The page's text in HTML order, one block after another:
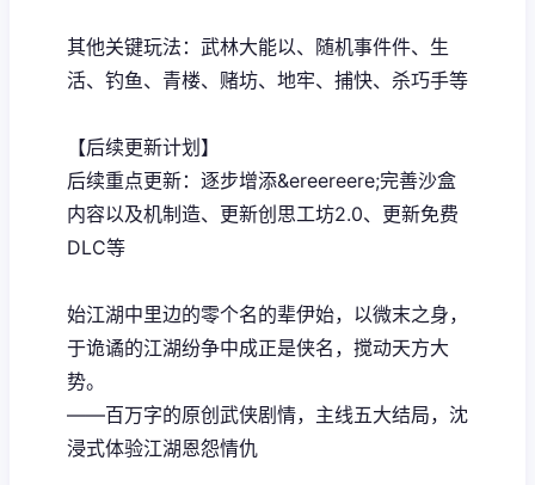
其他关键玩法：武林大能以、随机事件件、生
活、钓鱼、青楼、赌坊、地牢、捕快、杀巧手等
【后续更新计划】
后续重点更新：逐步增添&ereereere;完善沙盒
内容以及机制造、更新创思工坊2.0、更新免费
DLC等
始江湖中里边的零个名的辈伊始，以微末之身，
于诡谲的江湖纷争中成正是侠名，搅动天方大
势。
——百万字的原创武侠剧情，主线五大结局，沈
浸式体验江湖恩怨情仇